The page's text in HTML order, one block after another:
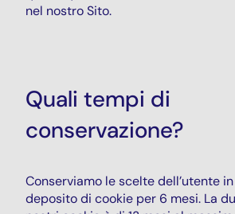
nel nostro Sito.
Quali tempi di
conservazione?
Conserviamo le scelte dell’utente
deposito di cookie per 6 mesi. La